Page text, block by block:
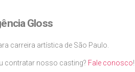
Gloss
carreira artística de São Paulo.
contratar nosso casting? Fale conosco!